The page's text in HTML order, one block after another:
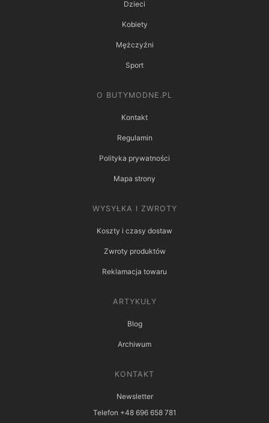
Dzieci
Kobiety
Mężczyźni
Sport
O BUTYMODNE.PL
Kontakt
Regulamin
Polityka prywatności
Mapa strony
WYSYŁKA I ZWROTY
Koszty i czasy dostaw
Zwroty produktów
Reklamacja towaru
ARTYKUŁY
Blog
Archiwum
KONTAKT
Newsletter
Telefon +48 696 658 781